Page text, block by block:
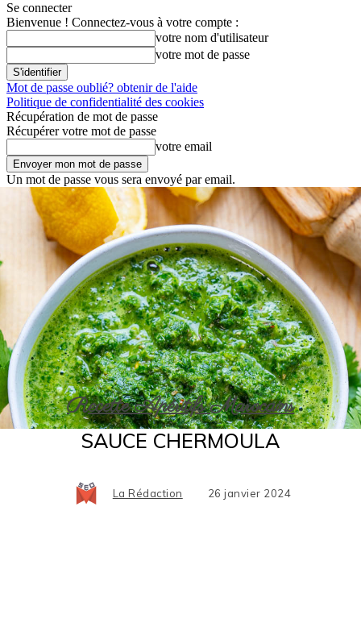
Se connecter
Bienvenue ! Connectez-vous à votre compte :
votre nom d'utilisateur
votre mot de passe
Mot de passe oublié? obtenir de l'aide
Politique de confidentialité des cookies
Récupération de mot de passe
Récupérer votre mot de passe
votre email
Un mot de passe vous sera envoyé par email.
Recette Apéritifs Marocains
SAUCE CHERMOULA
La Rédaction 26 janvier 2024